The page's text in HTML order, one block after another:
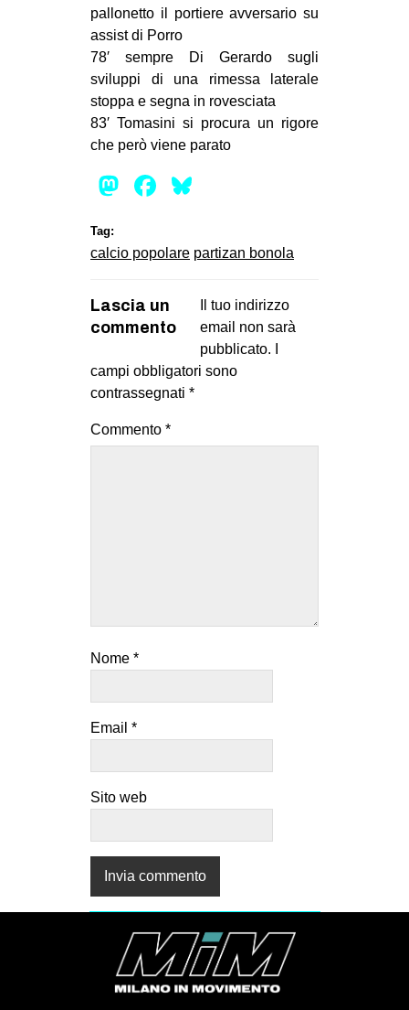
AFRICA
AMERICHE
ESTREMO ORIENTE
EUROPA
MEDIO ORIENTE
MONDO
in
Fb
bsky
pallonetto il portiere avversario su
assist di Porro
78′ sempre Di Gerardo sugli
sviluppi di una rimessa laterale
stoppa e segna in rovesciata
83′ Tomasini si procura un rigore
che però viene parato
Mastodon
Facebook
Tag:
calcio popolare partizan bonola
Lascia un
commento
Il tuo indirizzo
email non sarà
pubblicato.
campi obbligatori sono
contrassegnati *
Commento *
Nome *
Email *
Sito web